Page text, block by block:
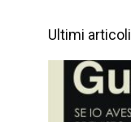
Ultimi articoli